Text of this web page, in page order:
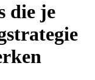
die je